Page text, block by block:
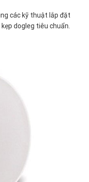
các kỹ thuật lắp đặt
dogleg tiêu chuẩn.